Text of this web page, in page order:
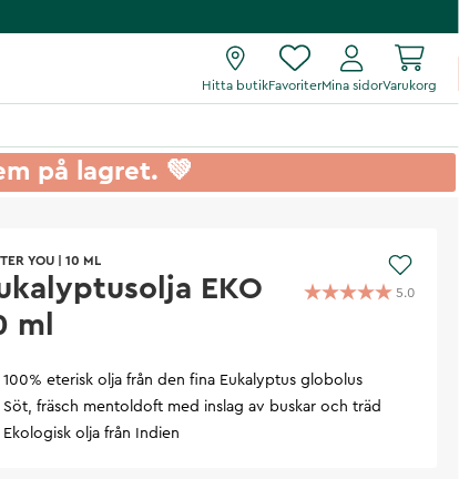
Hitta butikFavoriterMina sidorVarukorg
på lagret. 💚
YOU 10 ML
EKO
ml
5.0
100% eterisk olja från den fina Eukalyptus globolus
Söt, fräsch mentoldoft med inslag av buskar och träd
Ekologisk olja från Indien